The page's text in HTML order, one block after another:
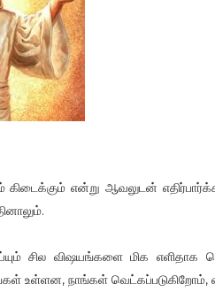
என்று ஆவலுடன்
சில விஷயங்களை மிக எளிதாக
உள்ளன, நாங்கள் வெட்கப்படுகிறோம்,